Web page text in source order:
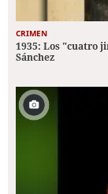
CRIMEN
1935: Los "cuatro
Sánchez